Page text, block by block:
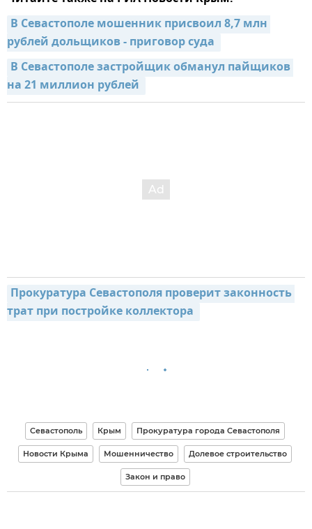
В Севастополе мошенник присвоил 8,7 млн
рублей дольщиков - приговор суда
В Севастополе застройщик обманул пайщиков
на 21 миллион рублей
Прокуратура Севастополя проверит законность
трат при постройке коллектора
Севастополь Крым Прокуратура города Севастополя
Новости Крыма Мошенничество Долевое строительство
Закон и право